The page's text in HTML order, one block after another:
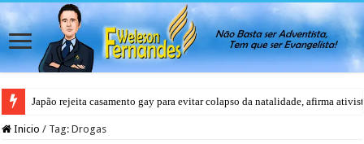
Japão rejeita casamento gay para evitar colapso da natalidade, afirma
Inicio / Tag:Drogas